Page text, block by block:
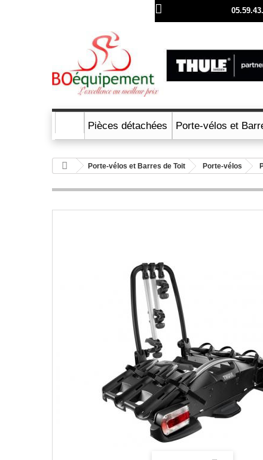
Rufen Sie uns an:
Pièces détachées Porte-vélos et
Porte-vélos et Barres de Toit Porte-vélos